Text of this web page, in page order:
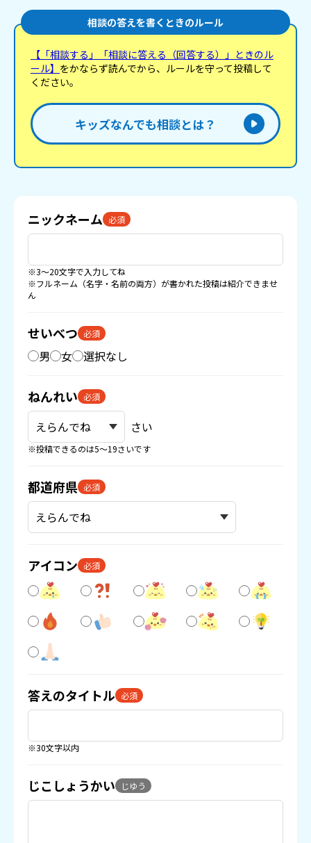
相談の答えを書くときのルール
【「相談する」「相談に答える（回答する）」ときのル
ール】 をかならず読んでから、ルールを守って投稿して
ください。
キッズなんでも相談とは？
ニックネーム 必須
※3〜20文字で入力してね
※フルネーム（名字・名前の両方）が書かれた投稿は紹介できませ
ん
せいべつ 必須
男 女 選択なし
ねんれい 必須
さい
※投稿できるのは5〜19さいです
都道府県 必須
アイコン 必須
答えのタイトル 必須
※30文字以内
じこしょうかい じゆう